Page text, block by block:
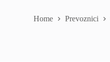
Home Prevoznici